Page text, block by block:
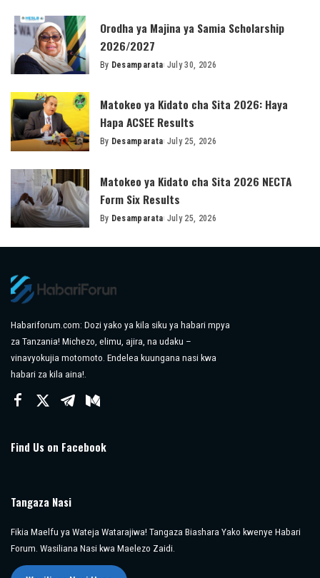
Orodha ya Majina ya Samia Scholarship
2026/2027
Posted
By Desamparata July 30, 2026
Matokeo ya Kidato cha Sita 2026: Haya
Hapa ACSEE Results
Posted
By Desamparata July 25, 2026
Matokeo ya Kidato cha Sita 2026 NECTA
Form Six Results
Posted
By Desamparata July 25, 2026
Habariforum.com: Dozi yako ya kila siku ya habari mpya
za Tanzania! Michezo, elimu, ajira, na udaku –
vinavyokujia motomoto. Endelea kuungana nasi kwa
habari za kila aina!.
Find Us on Facebook
Tangaza Nasi
Fikia Maelfu ya Wateja Watarajiwa! Tangaza Biashara Yako kwenye Habari
Forum. Wasiliana Nasi kwa Maelezo Zaidi.